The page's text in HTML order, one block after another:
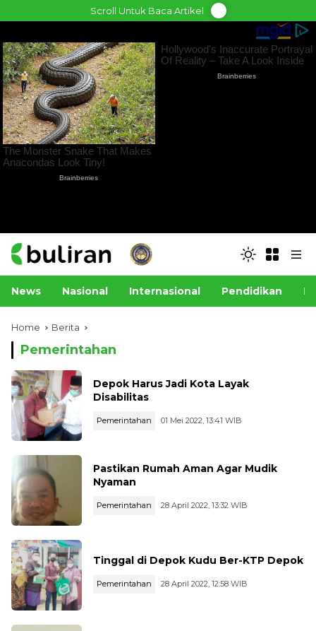
to
Scroll Untuk Baca Artikel
News Nasional Internasional Pendidikan
Home Berita
Pemerintahan
Depok Harus Jadi Kota Layak
Disabilitas
Pemerintahan 01 Mei 2022, 13:41 WIB
Pastikan Rumah Aman Agar Mudik
Nyaman
Pemerintahan 28 April 2022, 13:32 WIB
Tinggal di Depok Kudu Ber-KTP Depok
Pemerintahan 28 April 2022, 12:58 WIB